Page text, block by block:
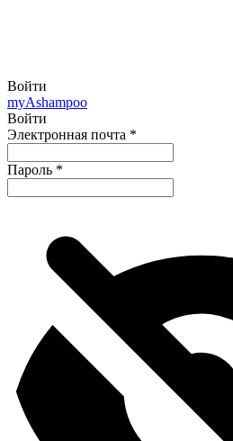
Войти
myAshampoo
Войти
Электронная почта *
Пароль *